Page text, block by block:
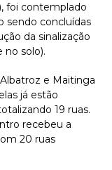
foi contemplado
sendo concluídas
da sinalização
no solo).
e Maitinga
já estão
19 ruas.
recebeu a
20 ruas